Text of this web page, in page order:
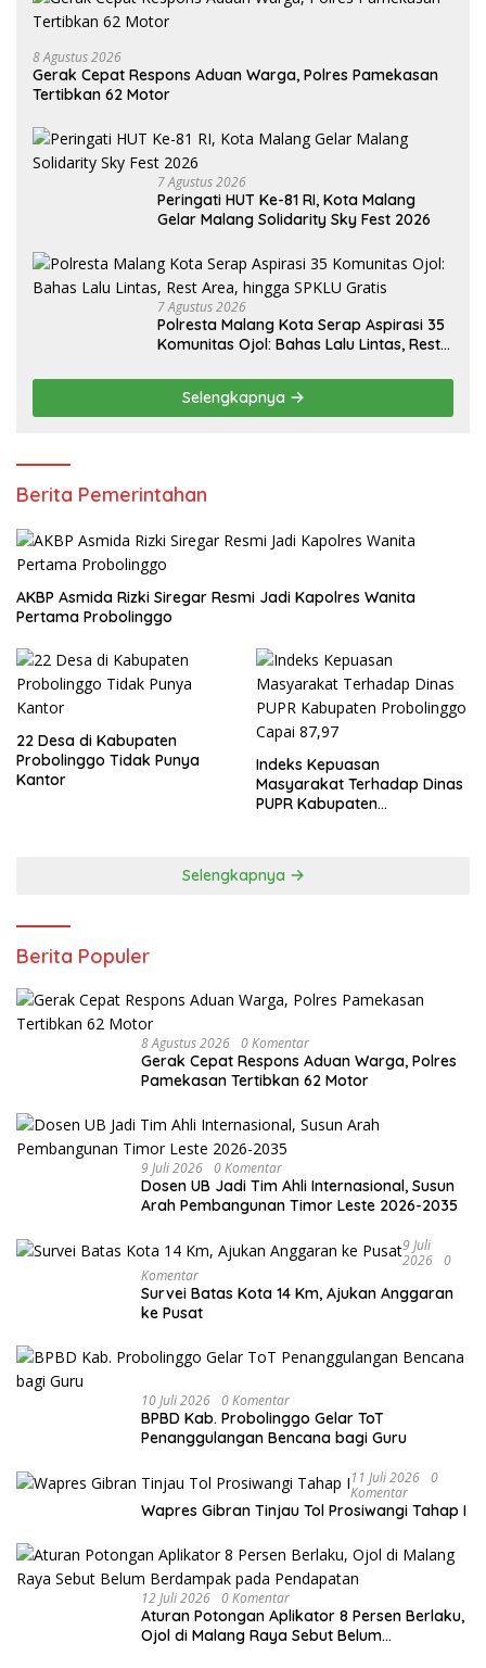
8 Agustus 2026
Gerak Cepat Respons Aduan Warga, Polres Pamekasan
Tertibkan 62 Motor
7 Agustus 2026
Peringati HUT Ke-81 RI, Kota Malang
Gelar Malang Solidarity Sky Fest 2026
7 Agustus 2026
Polresta Malang Kota Serap Aspirasi 35
Komunitas Ojol: Bahas Lalu Lintas, Rest
Selengkapnya
Berita Pemerintahan
AKBP Asmida Rizki Siregar Resmi Jadi Kapolres Wanita
Pertama Probolinggo
22 Desa di Kabupaten
Probolinggo Tidak Punya
Kantor
Indeks Kepuasan
Masyarakat Terhadap Dinas
PUPR Kabupaten
Selengkapnya
Berita Populer
8 Agustus 2026 0 Komentar
Gerak Cepat Respons Aduan Warga, Polres
Pamekasan Tertibkan 62 Motor
9 Juli 2026 0 Komentar
Dosen UB Jadi Tim Ahli Internasional, Susun
Arah Pembangunan Timor Leste 2026-2035
9 Juli
2026 0
Komentar
Survei Batas Kota 14 Km, Ajukan Anggaran
ke Pusat
10 Juli 2026 0 Komentar
BPBD Kab. Probolinggo Gelar ToT
Penanggulangan Bencana bagi Guru
11 Juli 2026 0
Komentar
Wapres Gibran Tinjau Tol Prosiwangi Tahap I
12 Juli 2026 0 Komentar
Aturan Potongan Aplikator 8 Persen Berlaku,
Ojol di Malang Raya Sebut Belum